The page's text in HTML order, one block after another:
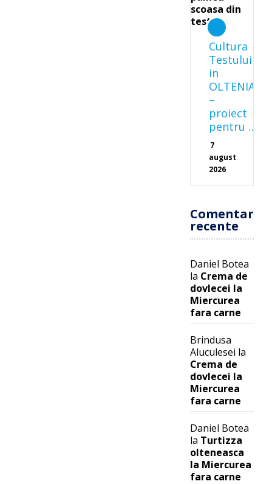
Cultura
Testului
in
OLTENIA
–
proiect
pentru …
7
august
2026
Comentarii
recente
Daniel Botea
la Crema de
dovlecei la
Miercurea
fara carne
Brindusa
Aluculesei la
Crema de
dovlecei la
Miercurea
fara carne
Daniel Botea
la Turtizza
olteneasca
la Miercurea
fara carne